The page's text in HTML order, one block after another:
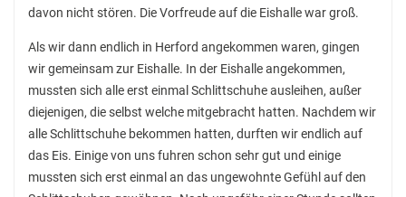
Hausaufgaben
Materiallisten
Lernstand 8
Individuelle Förderung
Hausaufgabenbetreuung und Förderung am
Nachmittag
davon nicht stören. Die Vorfreude auf die Eishalle war groß.
Als wir dann endlich in Herford angekommen waren, gingen
wir gemeinsam zur Eishalle. In der Eishalle angekommen,
mussten sich alle erst einmal Schlittschuhe ausleihen, außer
diejenigen, die selbst welche mitgebracht hatten. Nachdem wir
alle Schlittschuhe bekommen hatten, durften wir endlich auf
das Eis. Einige von uns fuhren schon sehr gut und einige
mussten sich erst einmal an das ungewohnte Gefühl auf den